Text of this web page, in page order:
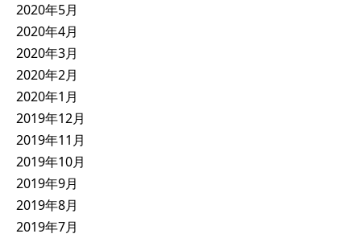
2020年5月
2020年4月
2020年3月
2020年2月
2020年1月
2019年12月
2019年11月
2019年10月
2019年9月
2019年8月
2019年7月